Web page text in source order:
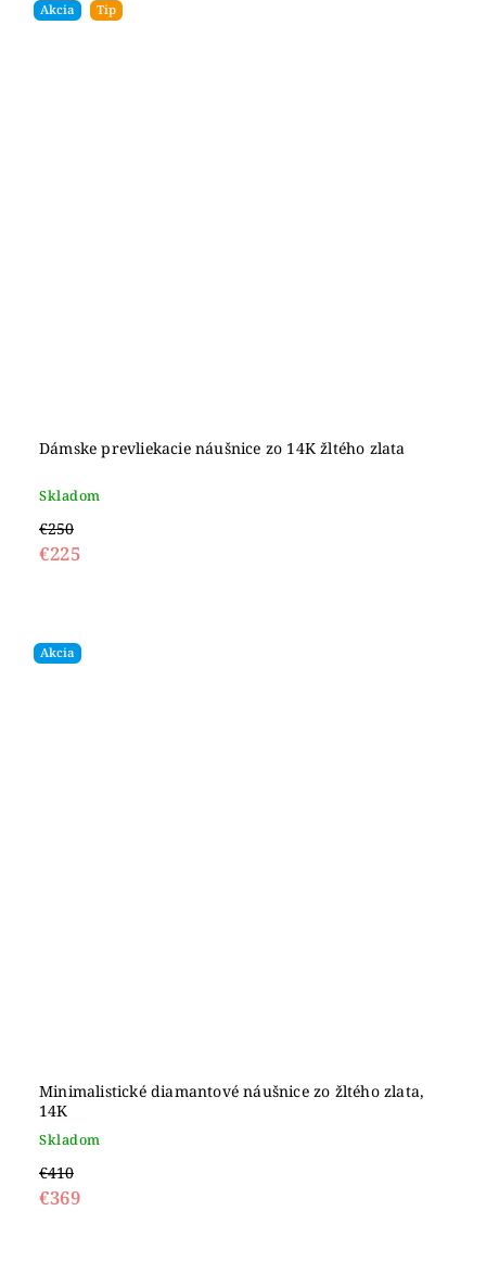
Akcia Tip
Dámske prevliekacie náušnice zo 14K žltého zlata
Skladom
€250
€225
Akcia
Minimalistické diamantové náušnice zo žltého zlata,
14K
Skladom
€410
€369